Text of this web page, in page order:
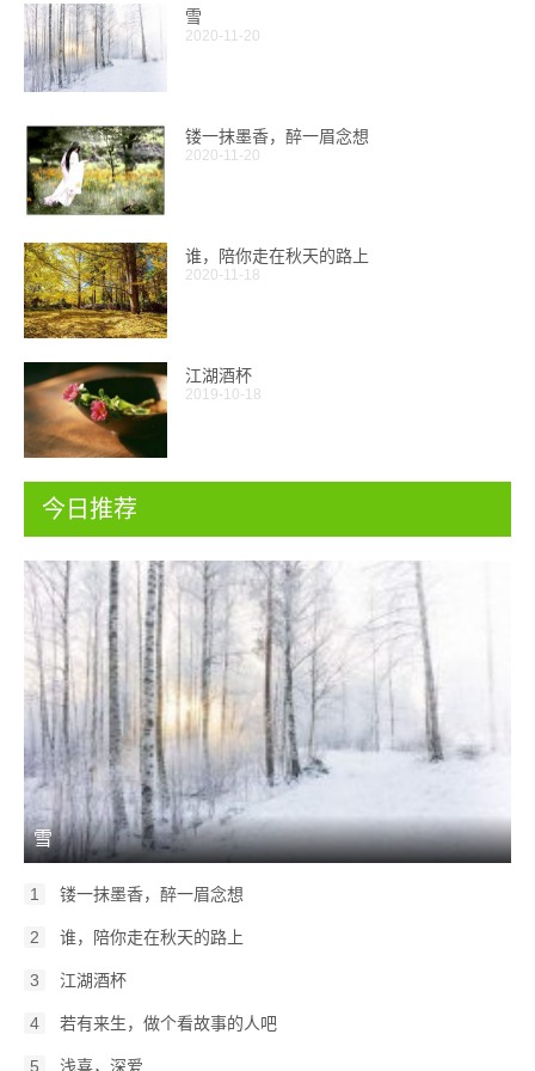
雪
2020-11-20
镂一抹墨香，醉一眉念想
2020-11-20
谁，陪你走在秋天的路上
2020-11-18
江湖酒杯
2019-10-18
今日推荐
雪
1 镂一抹墨香，醉一眉念想
2 谁，陪你走在秋天的路上
3 江湖酒杯
4 若有来生，做个看故事的人吧
5 浅喜，深爱